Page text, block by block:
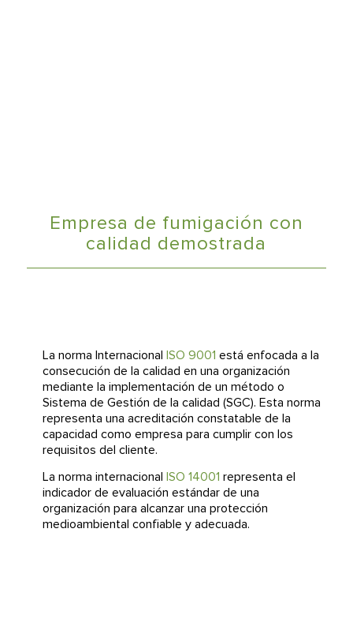
Empresa de fumigación con
calidad demostrada
La norma Internacional ISO 9001 está enfocada a la
consecución de la calidad en una organización
mediante la implementación de un método o
Sistema de Gestión de la calidad (SGC). Esta norma
representa una acreditación constatable de la
capacidad como empresa para cumplir con los
requisitos del cliente.
La norma internacional ISO 14001 representa el
indicador de evaluación estándar de una
organización para alcanzar una protección
medioambiental confiable y adecuada.